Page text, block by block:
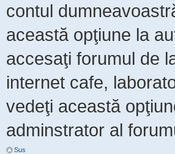
contul
această opţiune la
accesaţi forumul de
internet cafe,
vedeţi această
adminstrator al
Sus